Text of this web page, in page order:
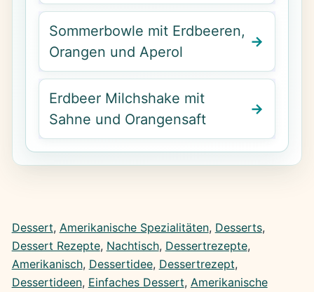
Sommerbowle mit Erdbeeren,
Orangen und Aperol
Erdbeer Milchshake mit
Sahne und Orangensaft
Dessert, Amerikanische Spezialitäten, Desserts
Dessert Rezepte, Nachtisch, Dessertrezepte
Amerikanisch, Dessertidee, Dessertrezept
Dessertideen, Einfaches Dessert, Amerikanische